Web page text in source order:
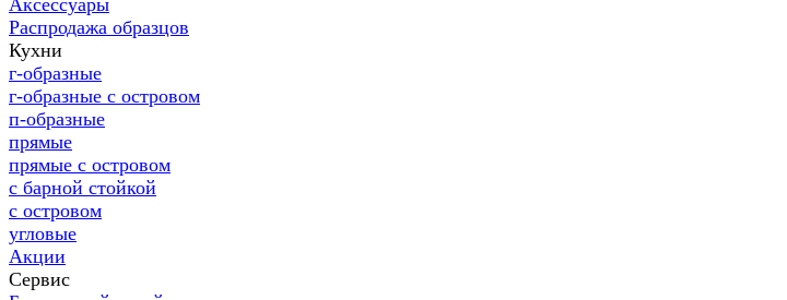
Аксессуары
Распродажа образцов
Кухни
г-образные
г-образные с островом
п-образные
прямые
прямые с островом
с барной стойкой
с островом
угловые
Акции
Сервис